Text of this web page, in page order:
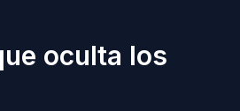
oculta los